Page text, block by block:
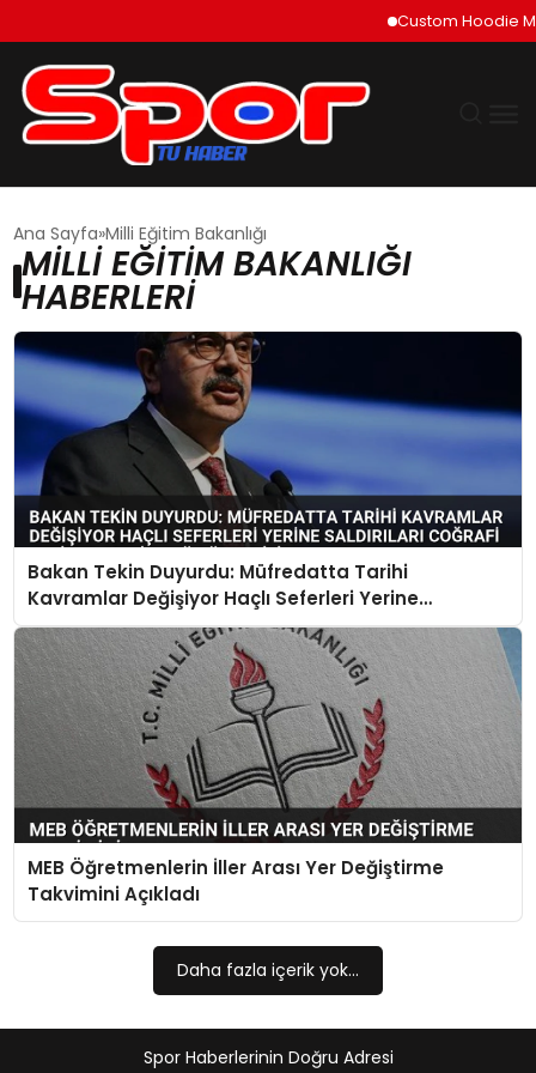
Custom Hoodie
DÜNYA
EKONOMI
SIYASET
TEKNOLOJI
EĞITIM
MAGAZIN
SPOR
YAŞAM
Ana Sayfa Milli Eğitim Bakanlığı
MILLI EĞITIM BAKANLIĞI
HABERLERI
Bakan Tekin Duyurdu: Müfredatta Tarihi
Kavramlar Değişiyor Haçlı Seferleri Yerine
Saldırıları Coğrafi Keşifler Yerine Sömürgecilik
Olacak
MEB Öğretmenlerin İller Arası Yer Değiştirme
Takvimini Açıkladı
Daha fazla içerik yok...
Spor Haberlerinin Doğru Adresi